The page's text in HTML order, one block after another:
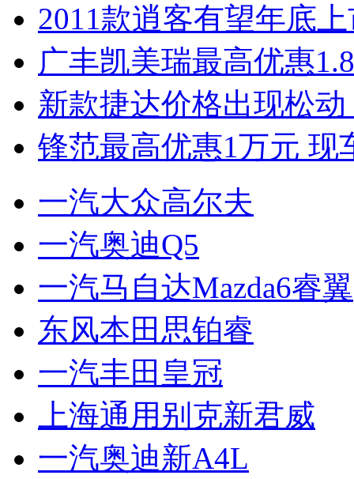
2011款逍客有望年底
广丰凯美瑞最高优惠
新款捷达价格出现松
锋范最高优惠1万元 现
一汽大众高尔夫
一汽奥迪Q5
一汽马自达Mazda6睿翼
东风本田思铂睿
一汽丰田皇冠
上海通用别克新君威
一汽奥迪新A4L